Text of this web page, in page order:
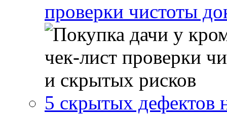
проверки чистоты
5 скрытых дефектов